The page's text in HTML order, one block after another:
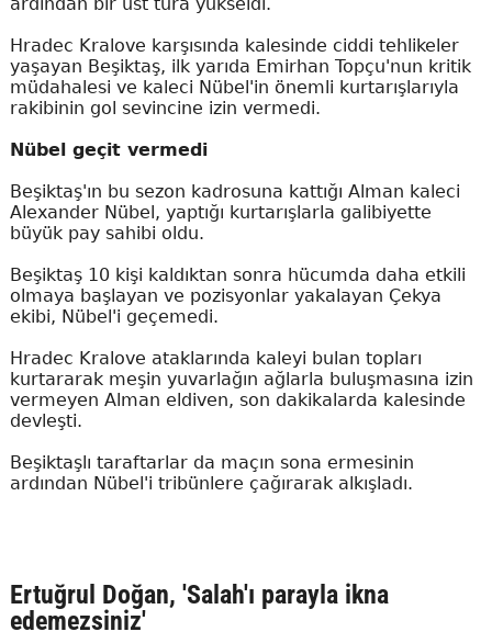
Hradec Kralove karşısında kalesinde ciddi tehlikeler
yaşayan Beşiktaş, ilk yarıda Emirhan Topçu'nun kritik
müdahalesi ve kaleci Nübel'in önemli kurtarışlarıyla
rakibinin gol sevincine izin vermedi.
Nübel geçit vermedi
Beşiktaş'ın bu sezon kadrosuna kattığı Alman kaleci
Alexander Nübel, yaptığı kurtarışlarla galibiyette
büyük pay sahibi oldu.
Beşiktaş 10 kişi kaldıktan sonra hücumda daha etkili
olmaya başlayan ve pozisyonlar yakalayan Çekya
ekibi, Nübel'i geçemedi.
Hradec Kralove ataklarında kaleyi bulan topları
kurtararak meşin yuvarlağın ağlarla buluşmasına izin
vermeyen Alman eldiven, son dakikalarda kalesinde
devleşti.
Beşiktaşlı taraftarlar da maçın sona ermesinin
ardından Nübel'i tribünlere çağırarak alkışladı.
Ertuğrul Doğan, 'Salah'ı parayla ikna
edemezsiniz'